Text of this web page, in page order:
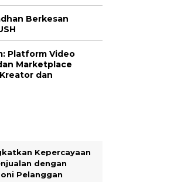
Berkesan
Platform Video
Marketplace
dan
Kepercayaan
dengan
Pelanggan